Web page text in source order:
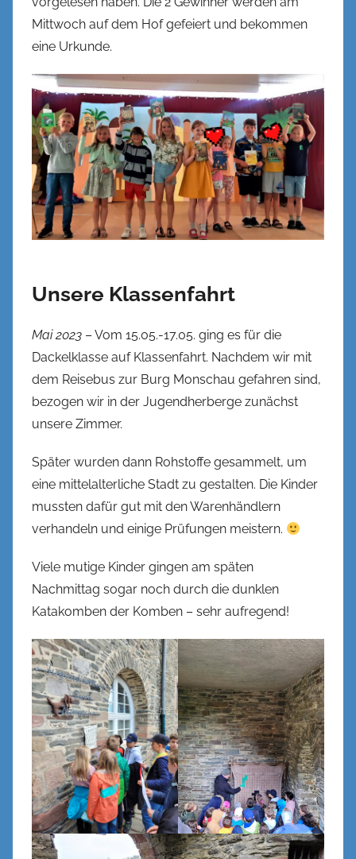
Mittwoch auf dem Hof gefeiert und bekommen
eine Urkunde.
Unsere Klassenfahrt
Mai 2023 – Vom 15.05.-17.05. ging es für die
Dackelklasse auf Klassenfahrt. Nachdem wir mit
dem Reisebus zur Burg Monschau gefahren sind,
bezogen wir in der Jugendherberge zunächst
unsere Zimmer.
Später wurden dann Rohstoffe gesammelt, um
eine mittelalterliche Stadt zu gestalten. Die Kinder
mussten dafür gut mit den Warenhändlern
verhandeln und einige Prüfungen meistern.
Viele mutige Kinder gingen am späten
Nachmittag sogar noch durch die dunklen
Katakomben der Komben – sehr aufregend!